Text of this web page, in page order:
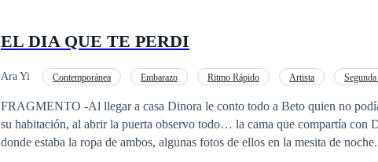
EL DIA QUE TE PERDI
Ara Yi Contemporánea Embarazo Ritmo Rápido Artista
FRAGMENTO -Al llegar a casa Dinora le conto todo a Beto quien no
su habitación, al abrir la puerta observo todo… la cama que compartía con
donde estaba la ropa de ambos, algunas fotos de ellos en la mesita de